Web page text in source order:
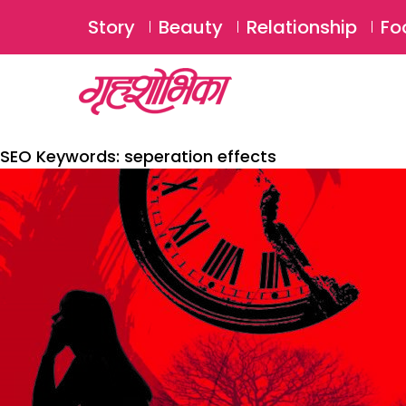
Story Beauty Relationship
SEO Keywords: seperation effects